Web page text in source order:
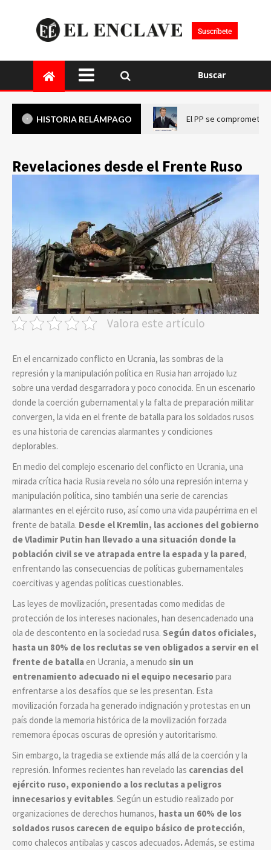
Suscríbete
Buscar
HISTORIA RELÁMPAGO El PP se compromete
Revelaciones desde el Frente Ruso
Valora este artículo
En el encarnizado conflicto en Ucrania, las sombras de la
represión y la manipulación política en Rusia han arrojado luz
sobre una verdad desgarradora y poco conocida. En un escenario
donde la coerción gubernamental y la falta de preparación militar
convergen, la vida en el frente de batalla para los soldados rusos
es una historia de carencias alarmantes y condiciones
deplorables.
En medio del complejo escenario del conflicto en Ucrania, una
mirada crítica hacia Rusia revela no sólo una represión interna y
manipulación política, sino también una serie de carencias
alarmantes en el ejército ruso, así como una vida paupérrima en el
frente de batalla. Desde el Kremlin, las acciones del gobierno
de Vladimir Putin han llevado a una situación donde la
población civil se ve atrapada entre la espada y la pared,
enfrentando las consecuencias de políticas gubernamentales
coercitivas y agendas políticas cuestionables.
Las leyes de movilización, presentadas como medidas de
protección de los intereses nacionales, han desencadenado una
ola de descontento en la sociedad rusa. Según datos oficiales,
hasta un 80% de los reclutas se ven obligados a servir en el
frente de batallaen Ucrania, a menudo sin un
entrenamiento adecuado ni el equipo necesariopara
enfrentarse a los desafíos que se les presentan. Esta
movilización forzada ha generado indignación y protestas en un
país donde la memoria histórica de la movilización forzada
rememora épocas oscuras de opresión y autoritarismo.
Sin embargo, la tragedia se extiende más allá de la coerción y la
represión. Informes recientes han revelado las carencias del
ejército ruso, exponiendo a los reclutas a peligros
innecesarios y evitables. Según un estudio realizado por
organizaciones de derechos humanos, hasta un 60% de los
soldados rusos carecen de equipo básico de protección,
como chalecos antibalas y cascos adecuados.Además, se estima